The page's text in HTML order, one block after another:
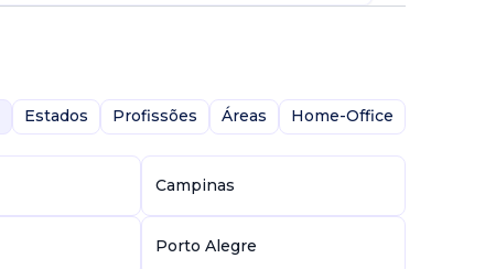
Estados Profissões Áreas Home-Office
Campinas
Porto Alegre